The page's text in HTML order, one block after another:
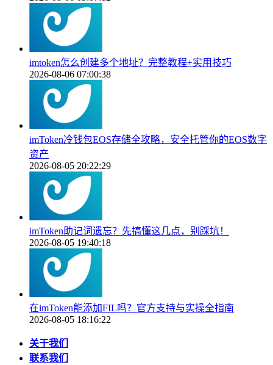
imtoken怎么创建多个地址？完整教程+实用技巧
2026-08-06 07:00:38
imToken冷钱包EOS存储全攻略，安全托管你的EOS数字
资产
2026-08-05 20:22:29
imToken助记词遗忘？先搞懂这几点，别踩坑！
2026-08-05 19:40:18
在imToken能添加FIL吗？官方支持与实操全指南
2026-08-05 18:16:22
关于我们
联系我们